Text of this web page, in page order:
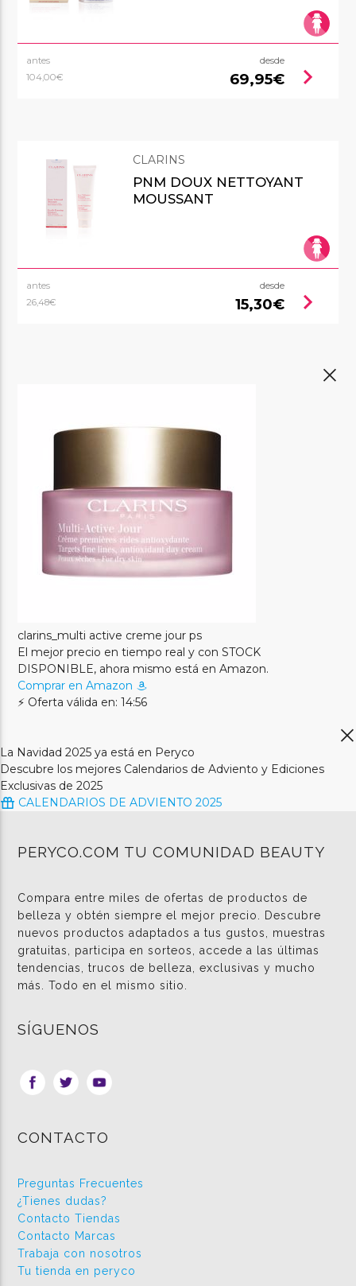
antes
104,00€
desde
69,95€ chevron_right
CLARINS
PNM DOUX NETTOYANT
MOUSSANT
antes
26,48€
desde
15,30€ chevron_right
clarins_multi active creme jour ps
El mejor precio en tiempo real y con STOCK
DISPONIBLE, ahora mismo está en Amazon.
Comprar en Amazon
⚡ Oferta válida en: 14:56
La Navidad 2025 ya está en Peryco
Descubre los mejores Calendarios de Adviento y Ediciones
Exclusivas de 2025
CALENDARIOS DE ADVIENTO 2025
PERYCO.COM TU COMUNIDAD BEAUTY
Compara entre miles de ofertas de productos de
belleza y obtén siempre el mejor precio. Descubre
nuevos productos adaptados a tus gustos, muestras
gratuitas, participa en sorteos, accede a las últimas
tendencias, trucos de belleza, exclusivas y mucho
más. Todo en el mismo sitio.
SÍGUENOS
CONTACTO
Preguntas Frecuentes
¿Tienes dudas?
Contacto Tiendas
Contacto Marcas
Trabaja con nosotros
Tu tienda en peryco